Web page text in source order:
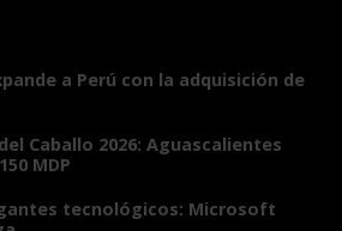
a Perú con la adquisición de
Caballo 2026: Aguascalientes
MDP
tecnológicos: Microsoft